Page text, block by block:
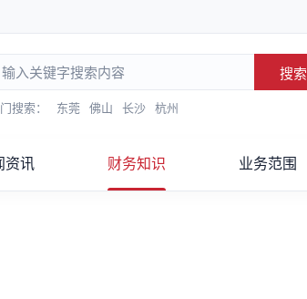
搜索
搜索： 东莞 佛山 长沙 杭州
资讯 财务知识 业务范围